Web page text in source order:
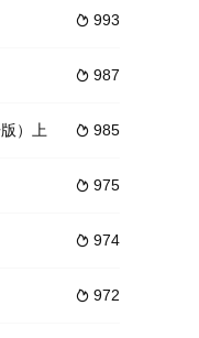
）。而看似顽劣的小麦
她因为执拗和任性毁掉的很
 993
 987
 985
）上
 975
 974
 972